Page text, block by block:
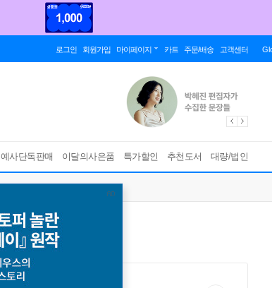
로그인 회원가입 마이페이지 카트 주문/배송 고객센터
예사단독판매 이달의사은품 특가할인 추천도서 대량/법인